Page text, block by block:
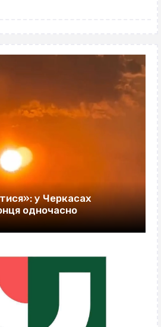
у Черкасах
одночасно